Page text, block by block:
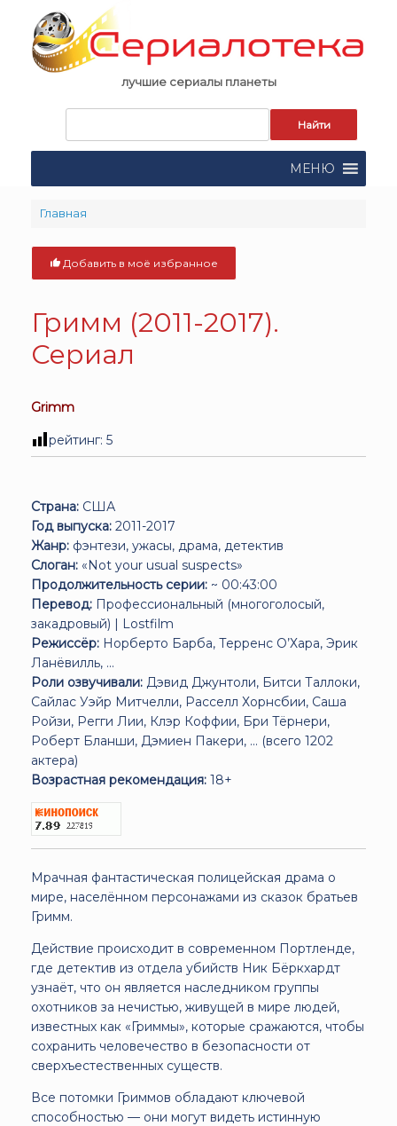
content
лучшие сериалы планеты
поиска:
МЕНЮ
Главная
Добавить в моё избранное
Гримм (2011-2017).
Сериал
Grimm
рейтинг: 5
Страна: США
Год выпуска: 2011-2017
Жанр: фэнтези, ужасы, драма, детектив
Слоган: «Not your usual suspects»
Продолжительность серии: ~ 00:43:00
Перевод: Профессиональный (многоголосый,
закадровый) | Lostfilm
Режиссёр: Норберто Барба, Терренс О’Хара, Эрик
Ланёвилль, ...
Роли озвучивали: Дэвид Джунтоли, Битси Таллоки,
Сайлас Уэйр Митчелли, Расселл Хорнсбии, Саша
Ройзи, Регги Лии, Клэр Коффии, Бри Тёрнери,
Роберт Бланши, Дэмиен Пакери, ... (всего 1202
актера)
Возрастная рекомендация: 18+
Мрачная фантастическая полицейская драма о
мире, населённом персонажами из сказок братьев
Гримм.
Действие происходит в современном Портленде,
где детектив из отдела убийств Ник Бёркхардт
узнаёт, что он является наследником группы
охотников за нечистью, живущей в мире людей,
известных как «Гриммы», которые сражаются, чтобы
сохранить человечество в безопасности от
сверхъестественных существ.
Все потомки Гриммов обладают ключевой
способностью — они могут видеть истинную